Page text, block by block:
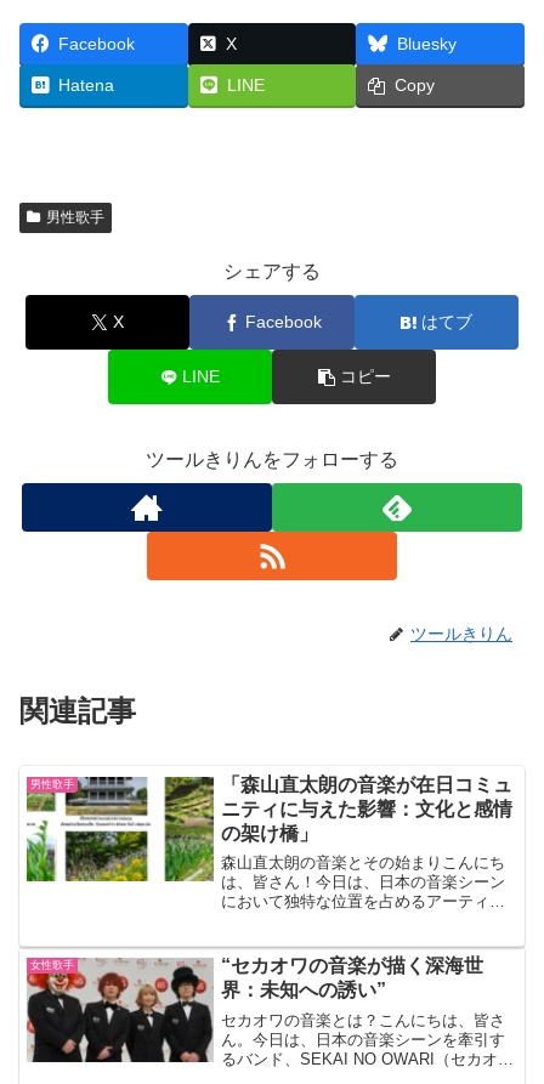
Facebook X Bluesky
Hatena LINE Copy
男性歌手
シェアする
X Facebook はてブ
LINE コピー
ツールきりんをフォローする
ツールきりん
関連記事
男性歌手
「森山直太朗の音楽が在日コミュ
ニティに与えた影響：文化と感情
の架け橋」
森山直太朗の音楽とその始まりこんにち
は、皆さん！今日は、日本の音楽シーン
において独特な位置を占めるアーティス
愛されていますが、特に在日コミュニテ
ィにおいて、その影響は計...
女性歌手
“セカオワの音楽が描く深海世
界：未知への誘い”
セカオワの音楽とは？こんにちは、皆さ
ん。今日は、日本の音楽シーンを牽引す
るバンド、SEKAI NO OWARI（セカオ